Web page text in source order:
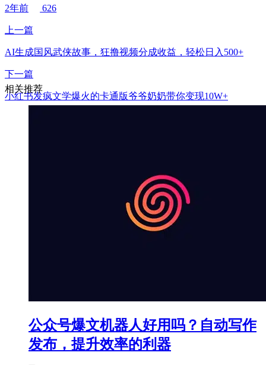
2年前
626
上一篇
AI生成国风武侠故事，狂撸视频分成收益，轻松日入500+
下一篇
小红书发疯文学爆火的卡通版爷爷奶奶带你变现10W+
相关推荐
公众号爆文机器人好用吗？自动写作
发布，提升效率的利器